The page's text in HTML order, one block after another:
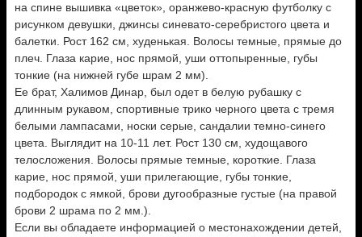
на спине вышивка «цветок», оранжево-красную футболку с
рисунком девушки, джинсы синевато-серебристого цвета и
балетки. Рост 162 см, худенькая. Волосы темные, прямые до
плеч. Глаза карие, нос прямой, уши оттопыренные, губы
тонкие (на нижней губе шрам 2 мм).
Ее брат, Халимов Динар, был одет в белую рубашку с
длинным рукавом, спортивные трико черного цвета с тремя
белыми лампасами, носки серые, сандалии темно-синего
цвета. Выглядит на 10-11 лет. Рост 130 см, худощавого
телосложения. Волосы прямые темные, короткие. Глаза
карие, нос прямой, уши прилегающие, губы тонкие,
подбородок с ямкой, брови дугообразные густые (на правой
брови 2 шрама по 2 мм.).
Если вы обладаете информацией о местонахождении детей,